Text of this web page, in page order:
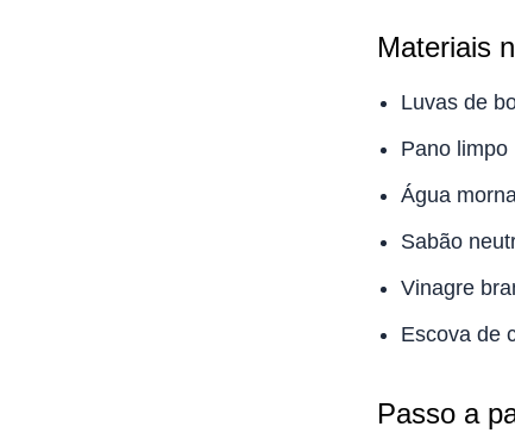
Materiais
Luvas de
Pano limpo
Água
Sabão
Vinagre
Escova de
Passo a